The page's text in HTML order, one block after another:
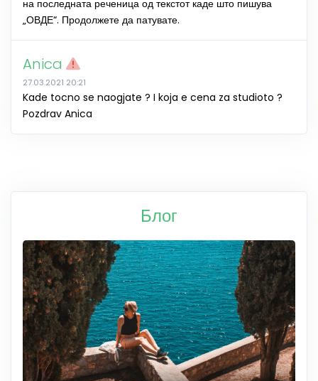
на последната реченица од текстот каде што пишува
„ОВДЕ“. Продолжете да патувате.
Anica
27.03.2021 20:21
Kade tocno se naogjate ? I koja e cena za studioto ?
Pozdrav Anica
Блог